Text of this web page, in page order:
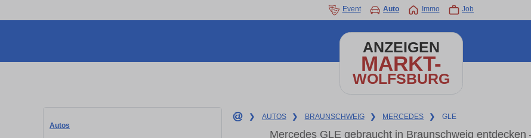
Event Auto Immo Job
ANZEIGEN
MARKT-
WOLFSBURG
Autos
❯ AUTOS ❯ BRAUNSCHWEIG ❯ MERCEDES ❯ GLE
Mercedes GLE gebraucht in Braunschweig